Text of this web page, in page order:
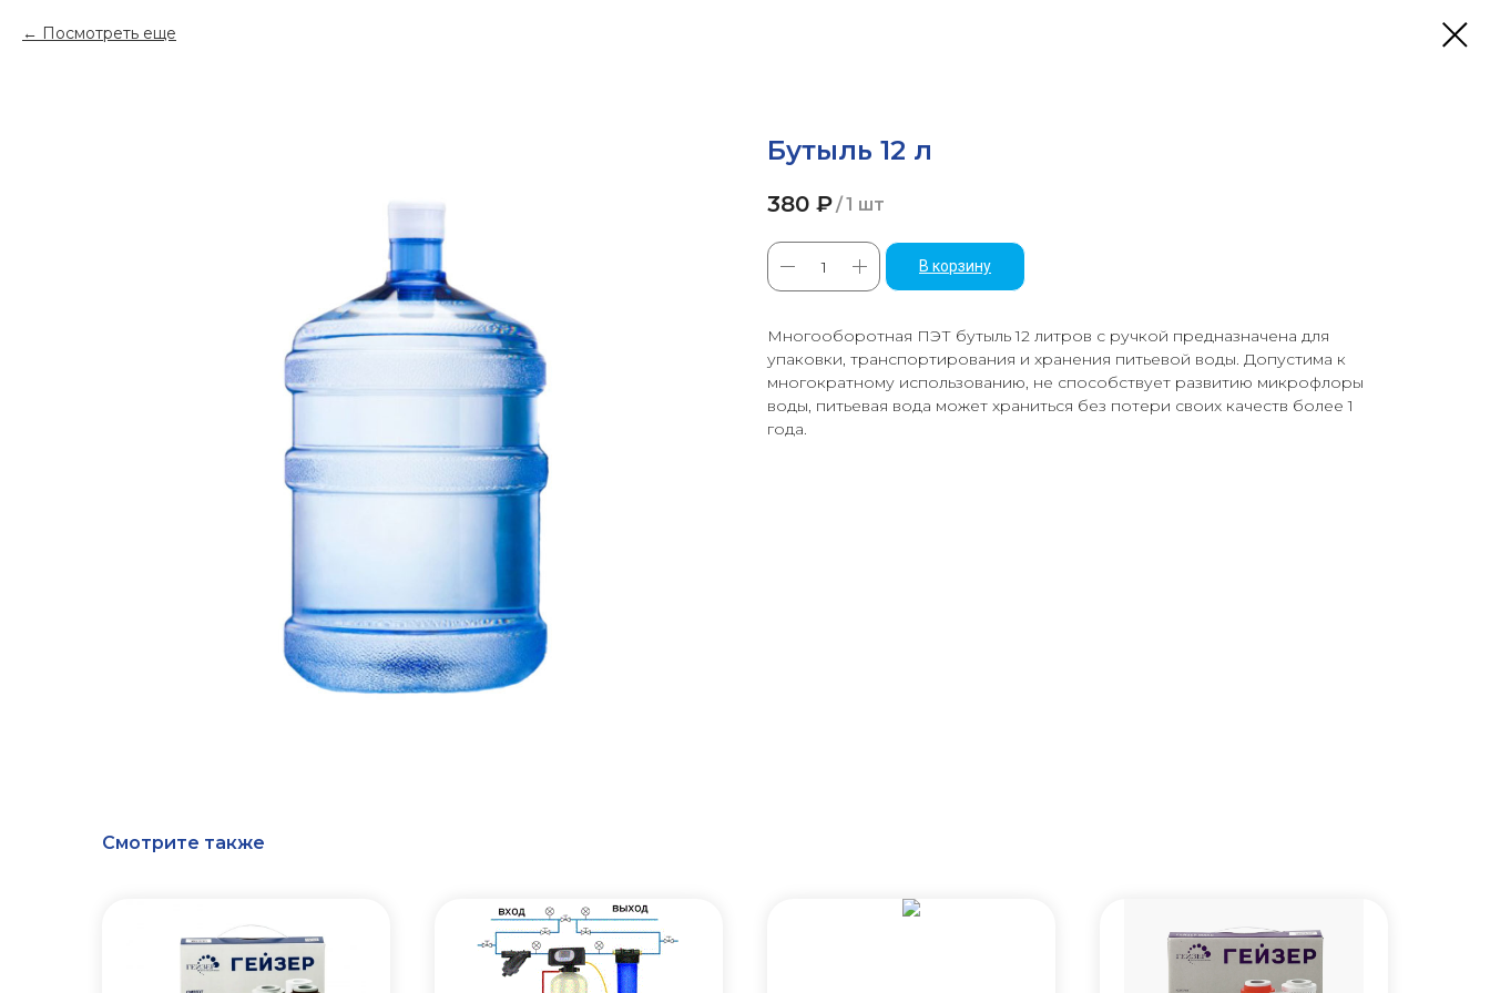
Посмотреть еще
Бутыль 12 л
380 ₽/1 шт
В корзину
Многооборотная ПЭТ бутыль 12 литров с ручкой предназначена для
упаковки, транспортирования и хранения питьевой воды. Допустима к
многократному использованию, не способствует развитию микрофлоры
воды, питьевая вода может храниться без потери своих качеств более 1
года.
Смотрите также